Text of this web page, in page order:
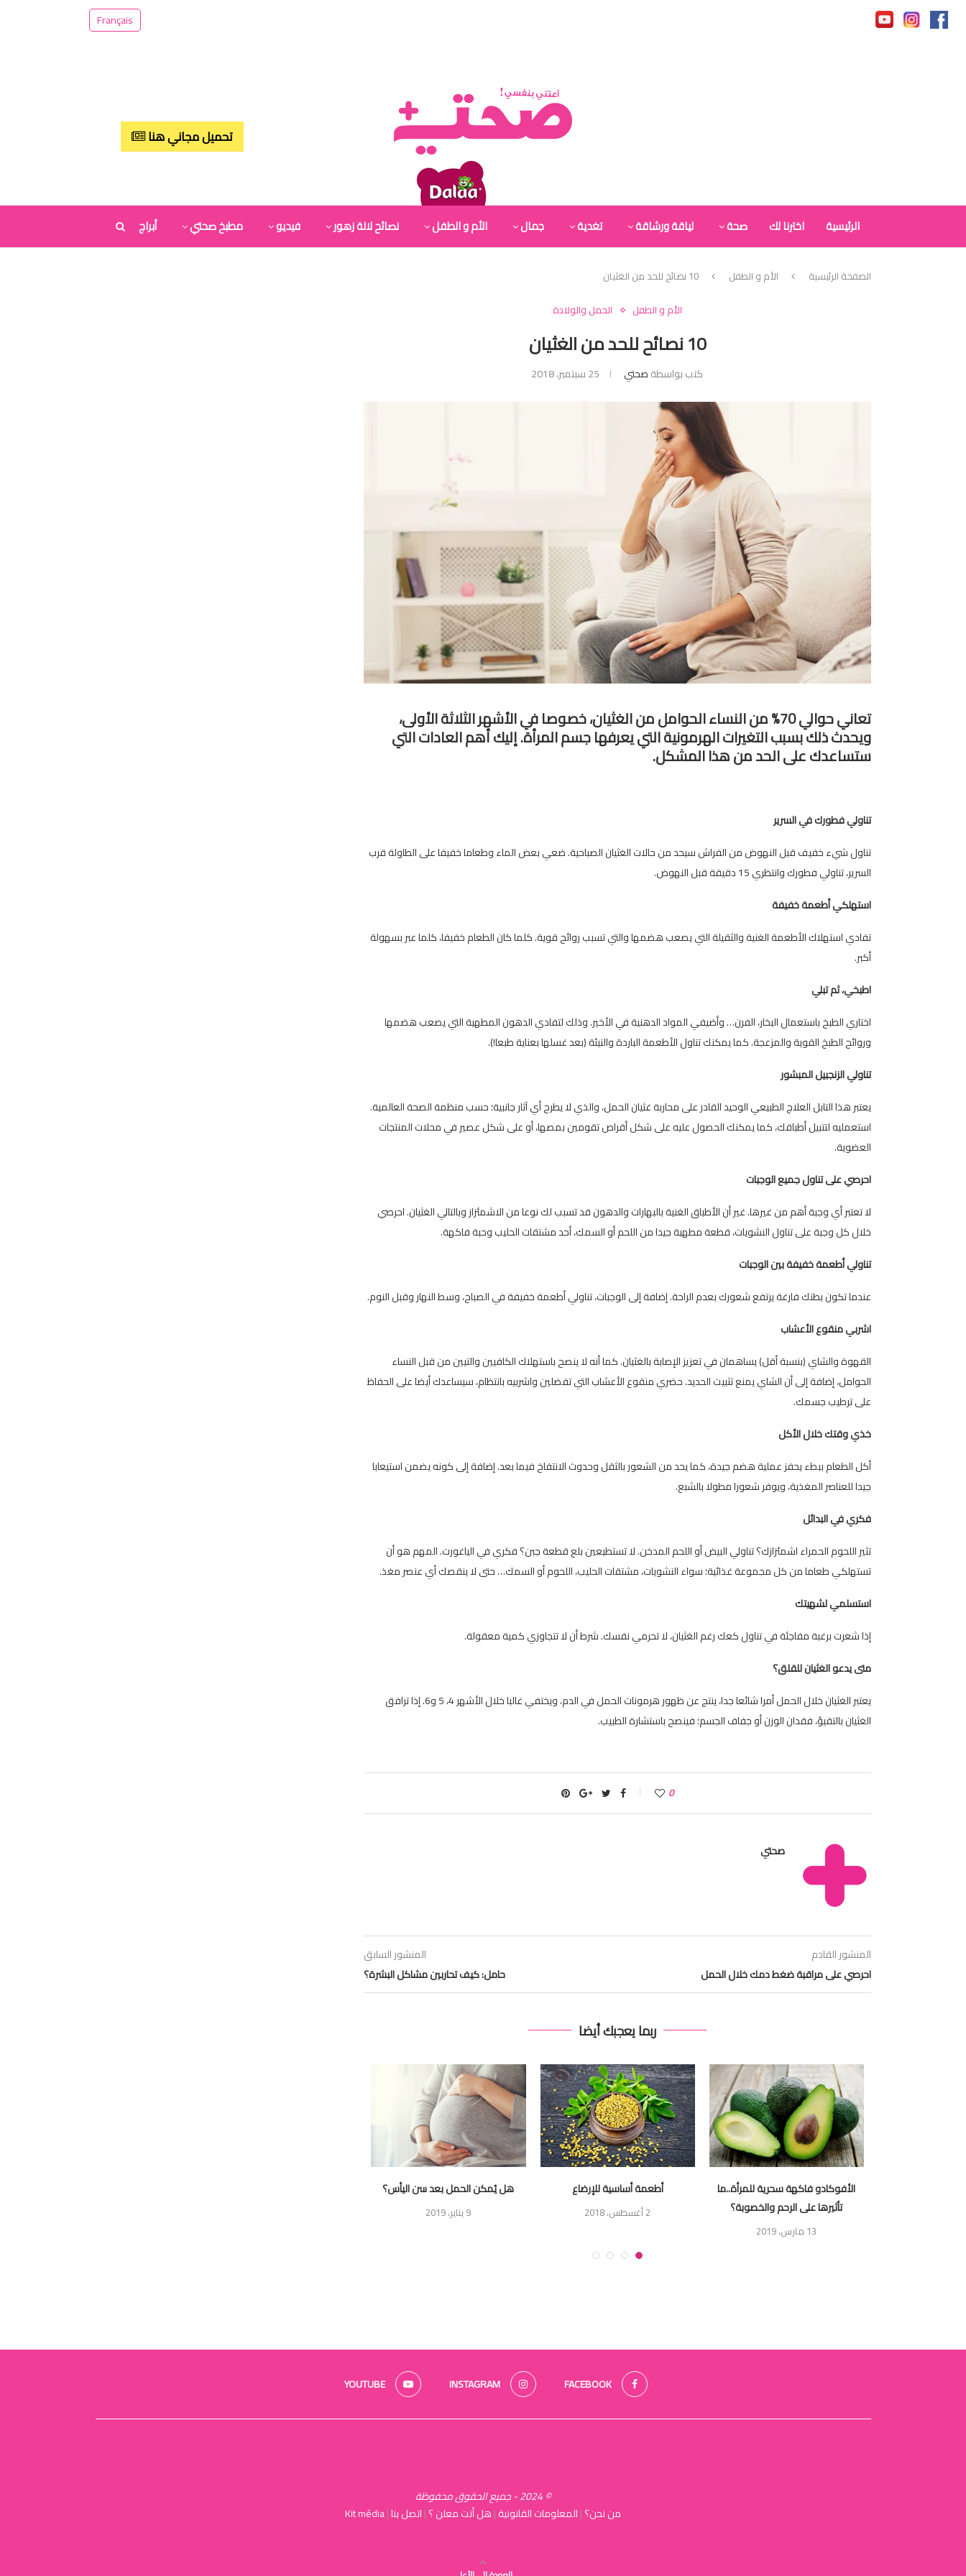
Français
تحميل مجاني هنا
الرئيسية اخترنا لك صحة لياقة ورشاقة تغدية جمال الأم و الطفل نصائح لالة زهور فيديو مطبخ صحتي أبراج
الصفحة الرئيسية الأم و الطفل
10 نصائح للحد من الغثيان
الأم و الطفل
الحمل والولادة
10 نصائح للحد من الغثيان
كتب بواسطةصحتي 25 سبتمبر، 2018
تعاني حوالي 70% من النساء الحوامل من الغثيان، خصوصا في الأشهر الثلاثة الأولى،
ويحدث ذلك بسبب التغيرات الهرمونية التي يعرفها جسم المرأة. إليك أهم العادات التي
ستساعدك على الحد من هذا المشكل.
تناولي فطورك في السرير
تناول شيء خفيف قبل النهوض من الفراش سيحد من حالات الغثيان الصباحية. ضعي بعض الماء وطعاما خفيفا على الطاولة قرب
السرير، تناولي فطورك وانتظري 15 دقيقة قبل النهوض.
استهلكي أطعمة خفيفة
تفادي استهلاك الأطعمة الغنية والثقيلة التي يصعب هضمها والتي تسبب روائح قوية. كلما كان الطعام خفيفا، كلما عبر بسهولة
أكبر.
اطبخي، ثم تبلي
اختاري الطبخ باستعمال البخار، الفرن… وأضيفي المواد الدهنية في الأخير. وذلك لتفادي الدهون المطهية التي يصعب هضمها
وروائح الطبخ القوية والمزعجة. كما يمكنك تناول الأطعمة الباردة والنيئة (بعد غسلها بعناية طبعا!).
تناولي الزنجبيل المبشور
يعتبر هذا التابل العلاج الطبيعي الوحيد القادر على محاربة غثيان الحمل، والذي لا يطرح أي آثار جانبية؛ حسب منظمة الصحة العالمية.
استعمليه لتتبيل أطباقك، كما يمكنك الحصول عليه على شكل أقراص تقومين بمصها، أو على شكل عصير في محلات المنتجات
العضوية.
احرصي على تناول جميع الوجبات
لا تعتبر أي وجبة أهم من غيرها. غير أن الأطباق الغنية بالبهارات والدهون قد تسبب لك نوعا من الاشمئزاز وبالتالي الغثيان. احرصي
خلال كل وجبة على تناول النشويات، قطعة مطهية جيدا من اللحم أو السمك، أحد مشتقات الحليب وحبة فاكهة.
تناولي أطعمة خفيفة بين الوجبات
عندما تكون بطنك فارغة يرتفع شعورك بعدم الراحة. إضافة إلى الوجبات، تناولي أطعمة خفيفة في الصباح، وسط النهار وقبل النوم.
اشربي منقوع الأعشاب
القهوة والشاي (بنسبة أقل) يساهمان في تعزيز الإصابة بالغثيان. كما أنه لا ينصح باستهلاك الكافيين والتيين من قبل النساء
الحوامل، إضافة إلى أن الشاي يمنع تثبيت الحديد. حضري منقوع الأعشاب التي تفضلين واشربيه بانتظام، سيساعدك أيضا على الحفاظ
على ترطيب جسمك.
خذي وقتك خلال الأكل
أكل الطعام ببطء يحفز عملية هضم جيدة، كما يحد من الشعور بالثقل وحدوث الانتفاخ فيما بعد. إضافة إلى كونه يضمن استيعابا
جيدا للعناصر المغذية، ويوفر شعورا مطولا بالشبع.
فكري في البدائل
تثير اللحوم الحمراء اشمئزازك؟ تناولي البيض أو اللحم المدخن. لا تستطيعين بلع قطعة جبن؟ فكري في الياغورت. المهم هو أن
تستهلكي طعاما من كل مجموعة غذائية؛ سواء النشويات، مشتقات الحليب، اللحوم أو السمك… حتى لا ينقصك أي عنصر مغذ.
استسلمي لشهيتك
إذا شعرت برغبة مفاجئة في تناول كعك رغم الغثيان، لا تحرمي نفسك. شرط أن لا تتجاوزي كمية معقولة.
متى يدعو الغثيان للقلق؟
يعتبر الغثيان خلال الحمل أمرا شائعا جدا، ينتج عن ظهور هرمونات الحمل في الدم، ويختفي غالبا خلال الأشهر 4، 5 و6. إذا ترافق
الغثيان بالتقيؤ، فقدان الوزن أو جفاف الجسم؛ فينصح باستشارة الطبيب.
0
صحتي
المنشور السابق
حامل: كيف تحاربين مشاكل البشرة؟
المنشور القادم
احرصي على مراقبة ضغط دمك خلال الحمل
ربما يعجبك أيضا
الأفوكادو فاكهة سحرية للمرأة..ما
تأثيرها على الرحم والخصوبة؟
13 مارس، 2019
أطعمة أساسية للإرضاع
2 أغسطس، 2018
هل يُمكن الحمل بعد سن اليأس؟
9 يناير، 2019
FACEBOOK
INSTAGRAM
YOUTUBE
© 2024 - جميع الحقوق محفوظة
من نحن؟|المعلومات القانونية|هل أنت معلن ؟|اتصل بنا|
Kit média